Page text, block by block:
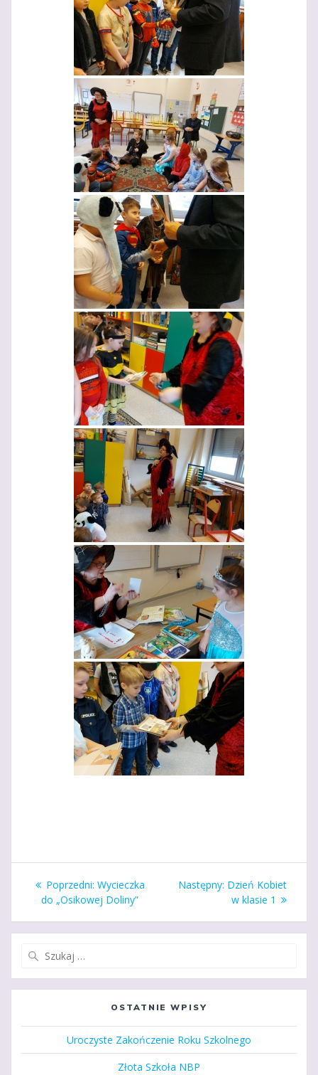
Nawigacja
wpisu
Poprzedni: Poprzedni
wpis:
Wycieczka
do „Osikowej Doliny”
Następny: Następny
wpis:
Dzień Kobiet
w klasie 1
OSTATNIE WPISY
Uroczyste Zakończenie Roku Szkolnego
Złota Szkoła NBP